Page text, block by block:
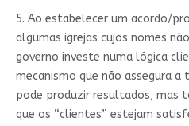
5. Ao estabelecer um acordo/
algumas igrejas cujos nomes
governo investe numa lógica
mecanismo que não assegura
pode produzir resultados, mas
que os “clientes” estejam